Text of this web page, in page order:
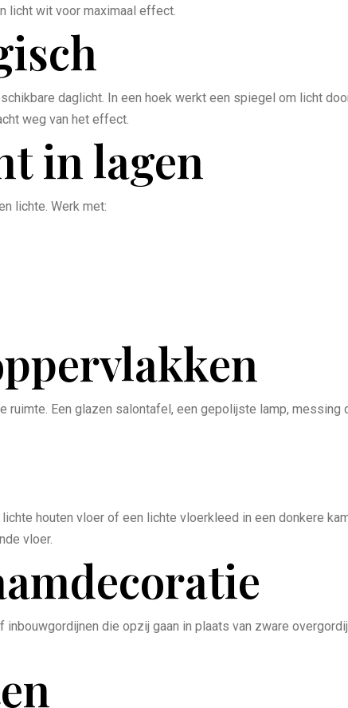
licht wit voor maximaal effect.
daglicht. In een hoek werkt een spiegel om licht
weg van het effect.
in lagen
lichte. Werk met:
Een glazen salontafel, een gepolijste lamp,
houten vloer of een lichte vloerkleed in een donkere
vloer.
die opzij gaan in plaats van zware